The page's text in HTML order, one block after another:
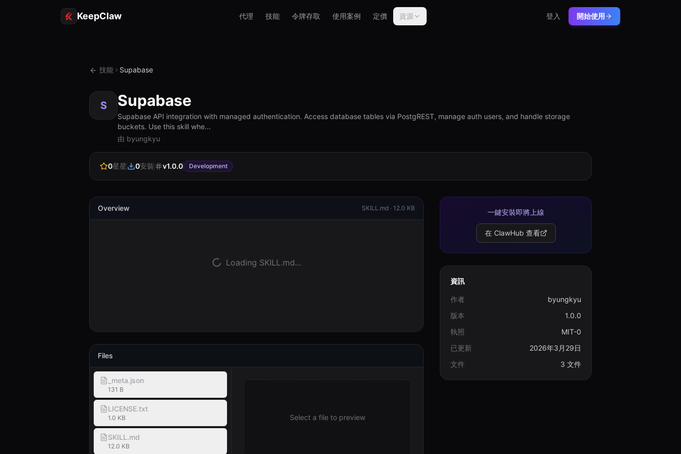
KeepClaw 代理 技能 令牌存取 使用案例 定價 資源 登入 開始使用
技能 Supabase
S Supabase
Supabase API integration with managed authentication. Access database tables via PostgREST, manage auth users, and handle storage
buckets. Use this skill whe...
由 byungkyu
0星星 0安裝 v1.0.0 Development
Overview SKILL.md · 12.0 KB
Loading SKILL.md...
Files
_meta.json
131 B
LICENSE.txt
1.0 KB
SKILL.md
12.0 KB
Select a file to preview
一鍵安裝即將上線
在 ClawHub 查看
資訊
作者
byungkyu
版本
1.0.0
執照
MIT-0
已更新
2026年3月29日
文件
3 文件